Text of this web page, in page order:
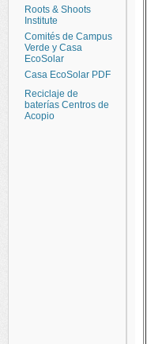
Roots & Shoots
Institute
Comités de Campus
Verde y Casa
EcoSolar
Casa EcoSolar PDF
Reciclaje de
baterías Centros de
Acopio